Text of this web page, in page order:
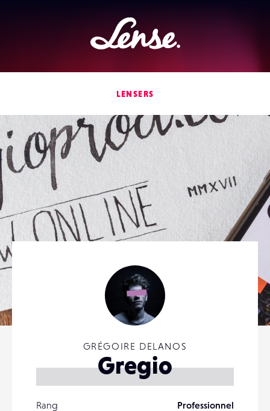
Lense
LENSERS
GRÉGOIRE DELANOS
Gregio
Rang
Professionnel